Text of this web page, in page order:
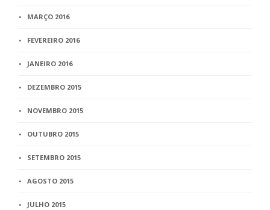
MARÇO 2016
FEVEREIRO 2016
JANEIRO 2016
DEZEMBRO 2015
NOVEMBRO 2015
OUTUBRO 2015
SETEMBRO 2015
AGOSTO 2015
JULHO 2015